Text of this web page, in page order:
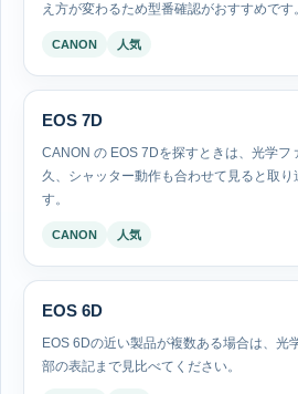
え方が変わるため型番確認がおすすめです。
CANON 人気
EOS 7D
CANON の EOS 7Dを探すときは、光学フ
久、シャッター動作も合わせて見ると取り
す。
CANON 人気
EOS 6D
EOS 6Dの近い製品が複数ある場合は、光
部の表記まで見比べてください。